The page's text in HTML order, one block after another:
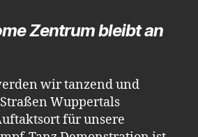
Zentrum bleibt an
wir tanzend und
Wuppertals
für unsere